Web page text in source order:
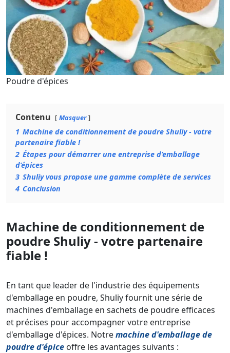
Poudre d'épices
Contenu Masquer
1 Machine de conditionnement de poudre Shuliy - votre
partenaire fiable !
2 Étapes pour démarrer une entreprise d’emballage
d’épices
3 Shuliy vous propose une gamme complète de services
4 Conclusion
Machine de conditionnement de
poudre Shuliy - votre partenaire
fiable !
En tant que leader de l'industrie des équipements
d'emballage en poudre, Shuliy fournit une série de
machines d'emballage en sachets de poudre efficaces
et précises pour accompagner votre entreprise
d'emballage d'épices. Notremachine d'emballage de
poudre d'épice offre les avantages suivants :